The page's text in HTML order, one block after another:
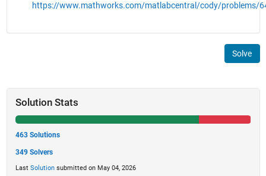
https://www.mathworks.com/matlabcentral/cody/problems/
Solve
Solution Stats
463 Solutions
349 Solvers
Last Solutionsubmitted on May 04, 2026